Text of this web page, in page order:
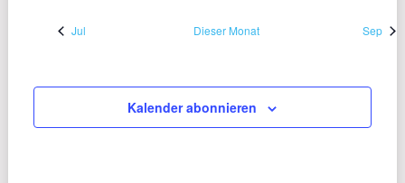
Jul Dieser Monat Sep
Kalender abonnieren